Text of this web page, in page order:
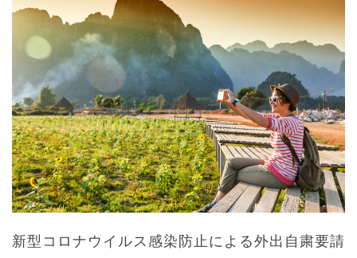
新型コロナウイルス感染防止による外出自粛要請